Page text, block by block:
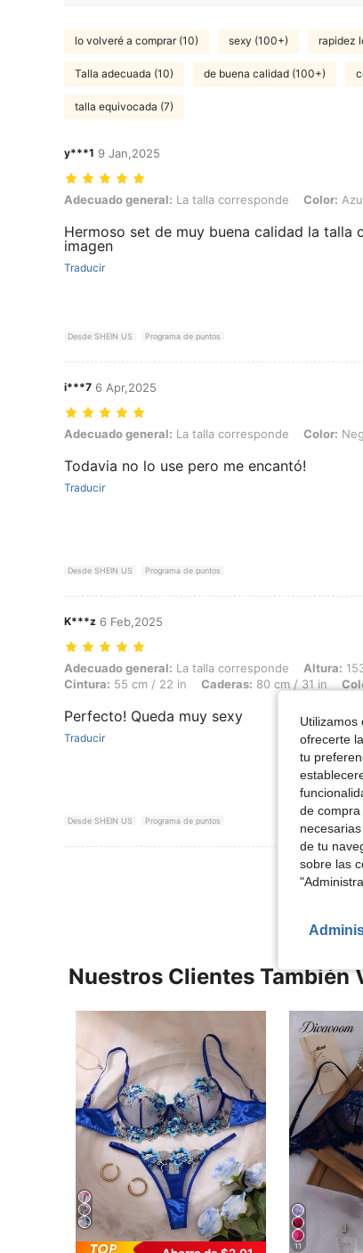
lo volveré a comprar (10) sexy (100+) rapidez
Talla adecuada (10) de buena calidad (100+)
talla equivocada (7)
y***1 9 Jan,2025
Adecuado general: La talla corresponde, Color: Azul, Talla: S
Adecuado general: La talla corresponde Color:
Hermoso set de muy buena calidad la talla
imagen
Traducir
Desde SHEIN US Programa de puntos
i***7 6 Apr,2025
Adecuado general: La talla corresponde, Color: Negro, Talla:
Adecuado general: La talla corresponde Color:
Todavia no lo use pero me encantó!
Traducir
Desde SHEIN US Programa de puntos
K***z 6 Feb,2025
Adecuado general: La talla corresponde, Altura: 153 cm /
Adecuado general: La talla corresponde Altura:
Cintura: 55 cm / 22 in Caderas: 80 cm / 31 in
Perfecto! Queda muy sexy
Traducir
Desde SHEIN US Programa de puntos
Ver
Nuestros Clientes También
11
Utilizamos
ofrecerte
tu
de
de tu
sobre las